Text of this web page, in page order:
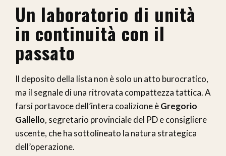
Un laboratorio di unità
in continuità con il
passato
Il deposito della lista non è solo un atto burocratico,
ma il segnale di una ritrovata compattezza tattica. A
farsi portavoce dell’intera coalizione èGregorio
Gallello, segretario provinciale del PD e consigliere
uscente, che ha sottolineato la natura strategica
dell’operazione.